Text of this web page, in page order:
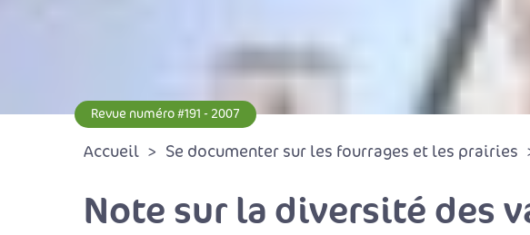
Revue numéro #191 - 2007
Accueil Se documenter sur les fourrages et les prairies
Note sur la diversité des